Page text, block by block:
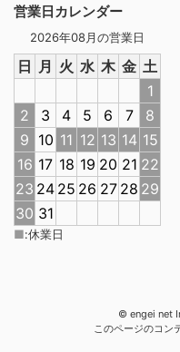
営業日カレンダー
2026年08月の営業日
日 月 火 水 木 金 土
1
2
3 4 5 6 7
8
9 10 11 12 13 14 15
16 17 18 19 20 21 22
23 24 25 26 27 28 29
30 31
■:休業日
© engei net
このページのコン